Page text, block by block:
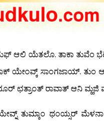
ಆಲಿ ಯೆತಲೊ. ತಾಕಾ ತುವೆಂ
ಯೇಂವ್ಕ್ ಸಾಂಗಜಾಯ್.
ಛತ್ರಾಂತ್ ರಾವಾತ್ ಆನಿ
ತುಮ್ಕಾಂ ಥಂಯ್ಸರ್